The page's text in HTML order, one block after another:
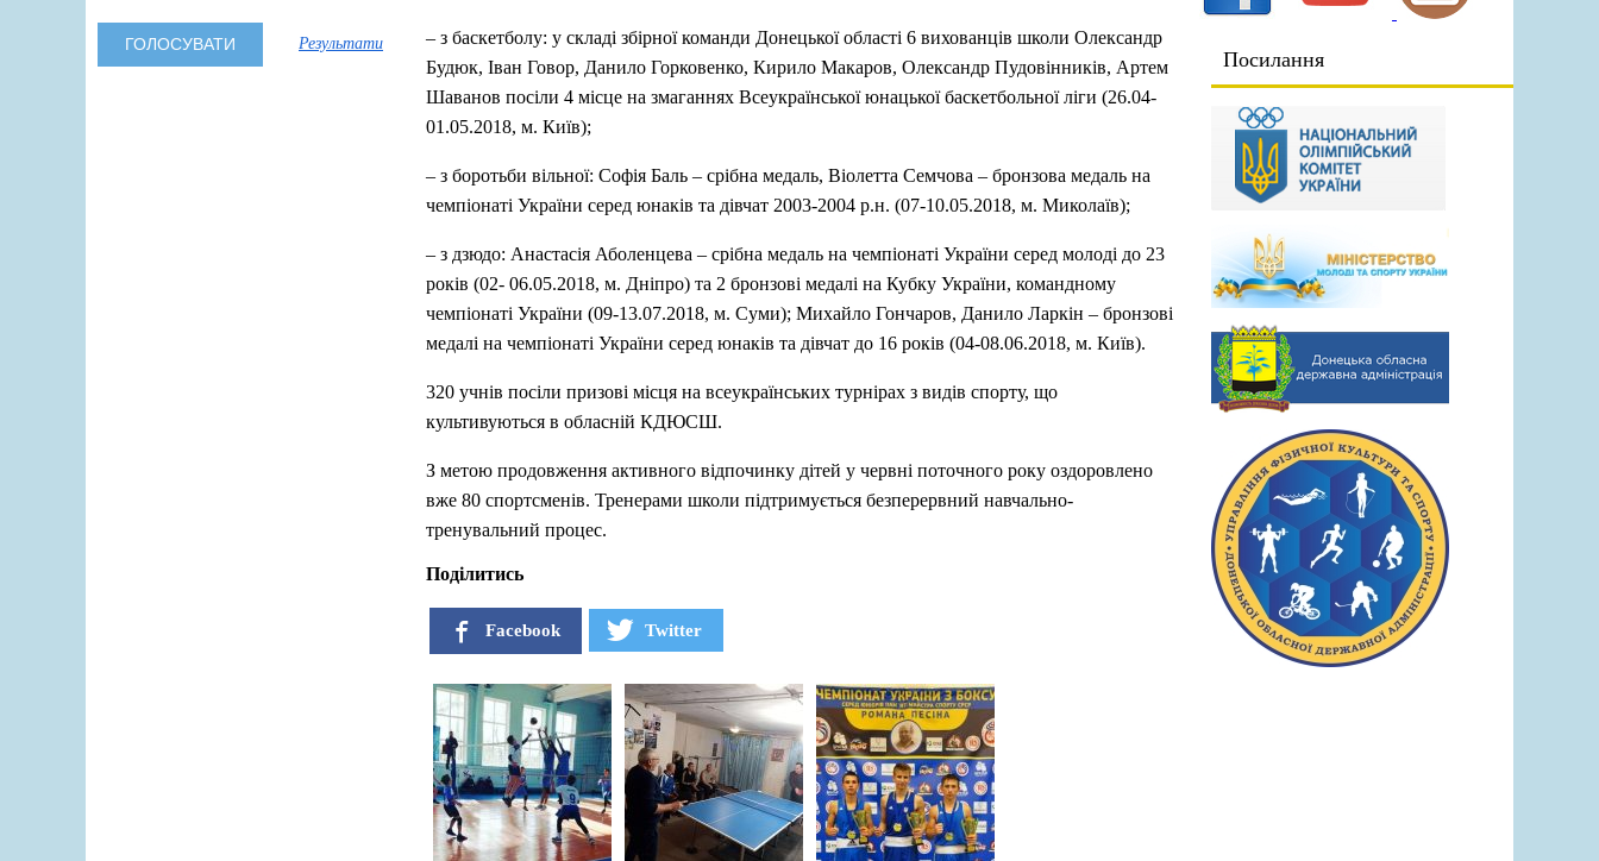
Результати
Посилання
– з баскетболу: у складі збірної команди Донецької області 6 вихованців школи Олександр
Будюк, Іван Говор, Данило Горковенко, Кирило Макаров, Олександр Пудовінників, Артем
Шаванов посіли 4 місце на змаганнях Всеукраїнської юнацької баскетбольної ліги (26.04-
01.05.2018, м. Київ);
– з боротьби вільної: Софія Баль – срібна медаль, Віолетта Семчова – бронзова медаль на
чемпіонаті України серед юнаків та дівчат 2003-2004 р.н. (07-10.05.2018, м. Миколаїв);
– з дзюдо: Анастасія Аболенцева – срібна медаль на чемпіонаті України серед молоді до 23
років (02- 06.05.2018, м. Дніпро) та 2 бронзові медалі на Кубку України, командному
чемпіонаті України (09-13.07.2018, м. Суми); Михайло Гончаров, Данило Ларкін – бронзові
медалі на чемпіонаті України серед юнаків та дівчат до 16 років (04-08.06.2018, м. Київ).
320 учнів посіли призові місця на всеукраїнських турнірах з видів спорту, що
культивуються в обласній КДЮСШ.
З метою продовження активного відпочинку дітей у червні поточного року оздоровлено
вже 80 спортсменів. Тренерами школи підтримується безперервний навчально-
тренувальний процес.
Поділитись
Facebook Twitter